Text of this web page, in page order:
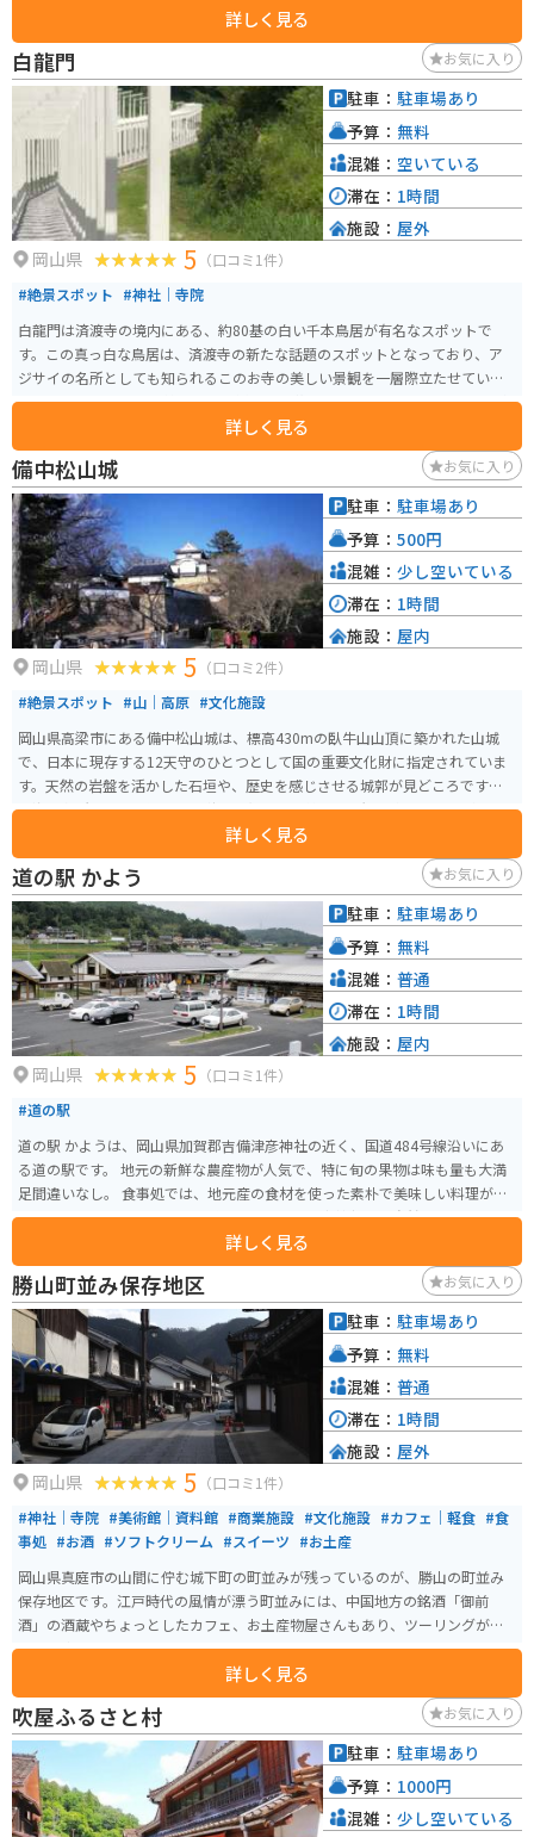
で、旬の時期には多くの人が買い求めます。また、レストランでは、地元食
材をふんだんに使った料理を楽しむことができます。 バイクでのツーリング
にも最適な場所で、駐車場も広々としています。周辺には、ワインディング
ロードも多いため、バイク好きにはおすすめです。道の駅 醍醐の里で、地元
の美味しいものを味わったり、自然豊かな景色を眺めながら、ゆっくりと休
憩してみてはいかがでしょうか。
詳しく見る
白龍門 お気に入り
岡山県 5 （口コミ1件）
#絶景スポット #神社｜寺院
白龍門は済渡寺の境内にある、約80基の白い千本鳥居が有名なスポットで
す。この真っ白な鳥居は、済渡寺の新たな話題のスポットとなっており、ア
ジサイの名所としても知られるこのお寺の美しい景観を一層際立たせていま
す。 特にアジサイの季節には、色鮮やかな花々と白い鳥居のコントラストが
とても綺麗です。花菖蒲約5,000株、アジサイ約11,000株、スイレン、サザン
カなど多数の花々が四季を彩ります。標高が高いので、あじさいは7月前後が
見頃です。済渡寺の御本尊である子安観音は、古くから子宝を授かると伝え
られています。
詳しく見る
駐車： 駐車場あり
予算： 無料
混雑： 空いている
滞在： 1時間
施設： 屋外
備中松山城 お気に入り
岡山県 5 （口コミ2件）
#絶景スポット #山｜高原 #文化施設
岡山県高梁市にある備中松山城は、標高430mの臥牛山山頂に築かれた山城
で、日本に現存する12天守のひとつとして国の重要文化財に指定されていま
す。天然の岩盤を活かした石垣や、歴史を感じさせる城郭が見どころです。
雲海の名所としても知られ、秋には紅葉との美しい景観を楽しむことができ
ます。駐車場からは徒歩またはシャトルバス・登城道を経てアクセスでき、山
頂からの眺望も抜群。城前の広場では人気の猫「さんじゅーろー」に出会え
ることもあります。
詳しく見る
駐車： 駐車場あり
予算： 500円
混雑： 少し空いている
滞在： 1時間
施設： 屋内
道の駅 かよう お気に入り
岡山県 5 （口コミ1件）
#道の駅
道の駅 かようは、岡山県加賀郡吉備津彦神社の近く、国道484号線沿いにあ
る道の駅です。 地元の新鮮な農産物が人気で、特に旬の果物は味も量も大満
足間違いなし。 食事処では、地元産の食材を使った素朴で美味しい料理が楽
しめます。 周辺には、歴史を感じられる吉備津彦神社や、自然豊かな吉備高
原など観光スポットも充実しており、ツーリングの休憩場所としても最適で
す。 バイク駐車場もあるので、安心して立ち寄れます。 お土産には、地元産
の果物を使ったジャムやジュース、新鮮野菜がおすすめです。
詳しく見る
駐車： 駐車場あり
予算： 無料
混雑： 普通
滞在： 1時間
施設： 屋内
勝山町並み保存地区 お気に入り
岡山県 5 （口コミ1件）
#神社｜寺院 #美術館｜資料館 #商業施設 #文化施設 #カフェ｜軽食 #食
事処 #お酒 #ソフトクリーム #スイーツ #お土産
岡山県真庭市の山間に佇む城下町の町並みが残っているのが、勝山の町並み
保存地区です。江戸時代の風情が漂う町並みには、中国地方の銘酒「御前
酒」の酒蔵やちょっとしたカフェ、お土産物屋さんもあり、ツーリングがて
ら立ち寄るのにはいいスポットです。
詳しく見る
駐車： 駐車場あり
予算： 無料
混雑： 普通
滞在： 1時間
施設： 屋外
吹屋ふるさと村 お気に入り
駐車： 駐車場あり
予算： 1000円
混雑： 少し空いている